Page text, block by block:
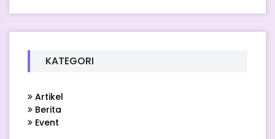
KATEGORI
Artikel
Berita
Event